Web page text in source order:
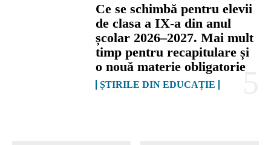
Ce se schimbă pentru elevii
de clasa a IX-a din anul
școlar 2026–2027. Mai mult
timp pentru recapitulare și
o nouă materie obligatorie
ȘTIRILE DIN EDUCAȚIE